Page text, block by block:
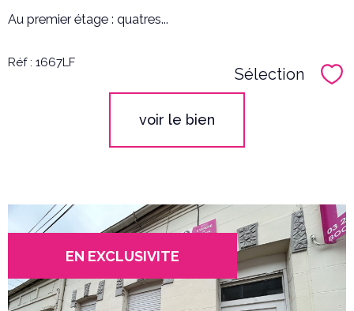
Au premier étage : quatres...
Réf : 1667LF
Sélection
voir le bien
EN EXCLUSIVITE